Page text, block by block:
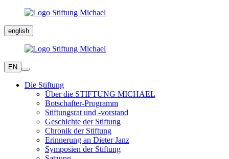
english
EN
Die Stiftung
Über die STIFTUNG MICHAEL
Botschafter-Programm
Stiftungsrat und -vorstand
Geschichte der Stiftung
Chronik der Stiftung
Erinnerung an Dieter Janz
Symposien der Stiftung